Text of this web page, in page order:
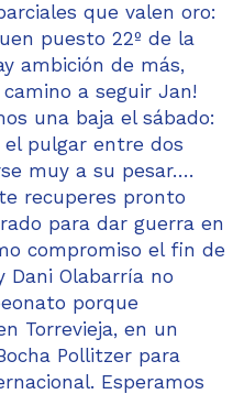
que valen oro:
puesto 22º de la
ambición de más,
a seguir Jan!
una baja el sábado:
el pulgar entre dos
muy a su pesar….
recuperes pronto
para dar guerra en
compromiso el fin de
Dani Olabarría no
porque
Torrevieja, en un
Pollitzer para
Esperamos